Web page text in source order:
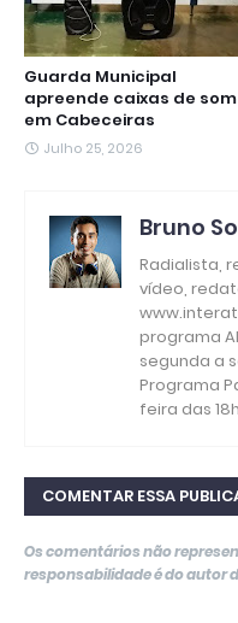
Guarda Municipal
apreende caixas de som
em Cabeceiras
Julho 25, 2026
Bruno
Radialista,
vídeo,
programa
segunda a
Programa
feira das
COMENTAR ESSA
Os comentários não
responsabilidade é do autor